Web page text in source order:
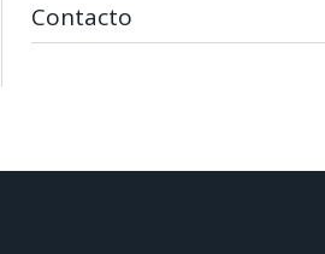
Contacto